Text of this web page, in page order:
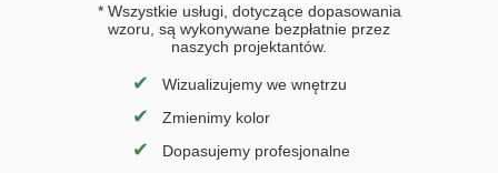
* Wszystkie usługi, dotyczące dopasowania
wzoru, są wykonywane bezpłatnie przez
naszych projektantów.
✔ Wizualizujemy we wnętrzu
✔ Zmienimy kolor
✔ Dopasujemy profesjonalne